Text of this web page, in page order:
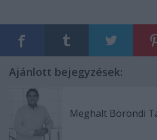
Ajánlott bejegyzések:
Meghalt Böröndi